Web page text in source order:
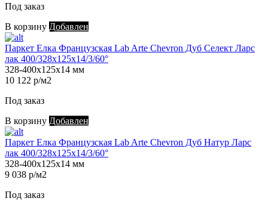
Под заказ
В корзину Добавлен
Паркет Елка Французская Lab Arte Chevron Дуб Селект Ларс
лак 400/328х125х14/3/60°
328-400х125х14 мм
10 122 р/м2
Под заказ
В корзину Добавлен
Паркет Елка Французская Lab Arte Chevron Дуб Натур Ларс
лак 400/328х125х14/3/60°
328-400х125х14 мм
9 038 р/м2
Под заказ